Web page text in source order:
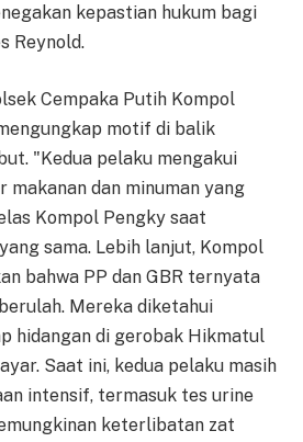
kepastian hukum bagi
Reynold.
Cempaka Putih Kompol
motif di balik
"Kedua pelaku mengakui
makanan dan minuman yang
Kompol Pengky saat
sama. Lebih lanjut, Kompol
bahwa PP dan GBR ternyata
Mereka diketahui
hidangan di gerobak Hikmatul
Saat ini, kedua pelaku masih
intensif, termasuk tes urine
keterlibatan zat